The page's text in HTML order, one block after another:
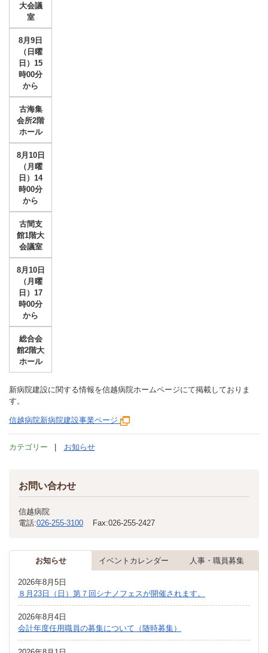
大会議
室
8月9日
（日曜
日）15
時00分
から
古海集
会所2階
ホール
8月10日
（月曜
日）14
時00分
から
古間支
館1階大
会議室
8月10日
（月曜
日）17
時00分
から
総合会
館2階大
ホール
新病院建設に関する情報を信越病院ホームページにて掲載しておりま
す。
信越病院新病院建設事業ページ
カテゴリー お知らせ
お問い合わせ
信越病院
電話:026-255-3100 Fax:026-255-2427
お知らせ イベントカレンダー 人事・職員募集
2026年8月5日
８月23日（日）第７回シナノフェスが開催されます。
2026年8月4日
会計年度任用職員の募集について（随時募集）